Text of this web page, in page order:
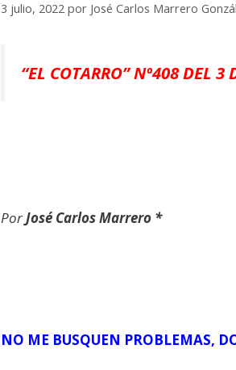
3 julio, 2022 por José Carlos Marrero
“EL COTARRO” Nº408 DEL 3
PorJosé Carlos Marrero *
NO ME BUSQUEN PROBLEMAS,